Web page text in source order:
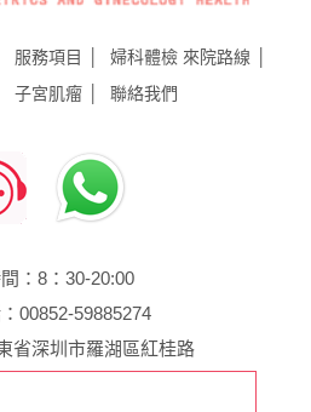
服務項目 婦科體檢 來院路線
子宮肌瘤 聯絡我們
：8：30-20:00
00852-59885274
省深圳市羅湖區紅桂路